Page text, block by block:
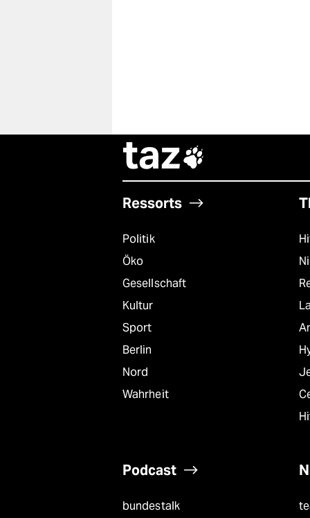
taz
Ressorts
Politik
Öko
Gesellschaft
Kultur
Sport
Berlin
Nord
Wahrheit
Podcast
bundestalk